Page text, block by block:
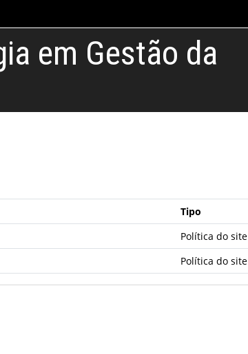
em Gestão da
Tipo
Política do site
Política do site